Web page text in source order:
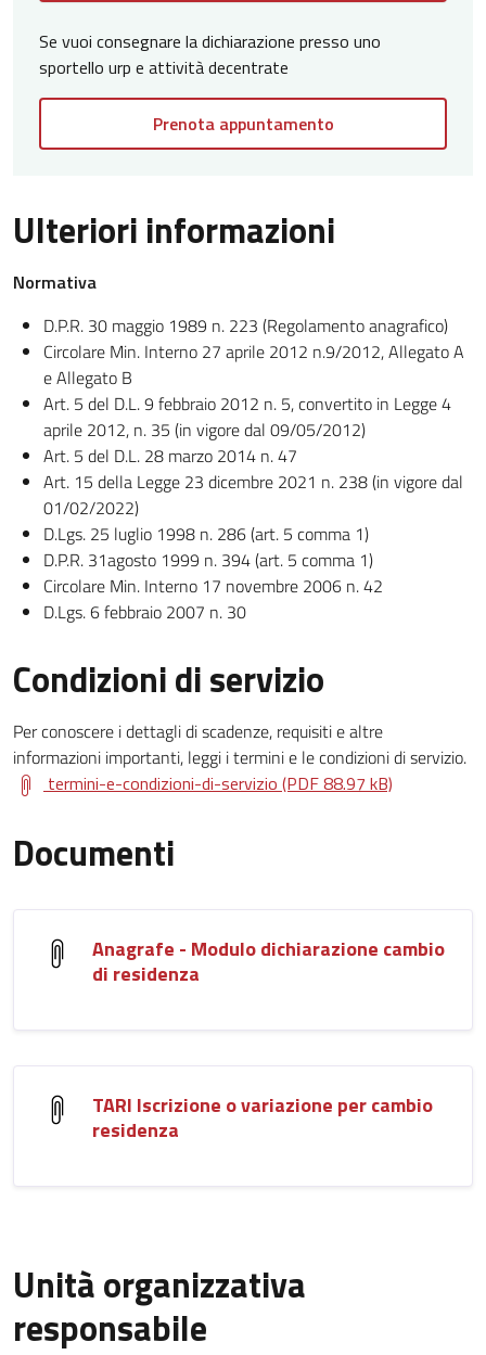
Se vuoi consegnare la dichiarazione presso uno
sportello urp e attività decentrate
Prenota appuntamento
Ulteriori informazioni
Normativa
D.P.R. 30 maggio 1989 n. 223 (Regolamento anagrafico)
Circolare Min. Interno 27 aprile 2012 n.9/2012, Allegato A
e Allegato B
Art. 5 del D.L. 9 febbraio 2012 n. 5, convertito in Legge 4
aprile 2012, n. 35 (in vigore dal 09/05/2012)
Art. 5 del D.L. 28 marzo 2014 n. 47
Art. 15 della Legge 23 dicembre 2021 n. 238 (in vigore dal
01/02/2022)
D.Lgs. 25 luglio 1998 n. 286 (art. 5 comma 1)
D.P.R. 31agosto 1999 n. 394 (art. 5 comma 1)
Circolare Min. Interno 17 novembre 2006 n. 42
D.Lgs. 6 febbraio 2007 n. 30
Condizioni di servizio
Per conoscere i dettagli di scadenze, requisiti e altre
informazioni importanti, leggi i termini e le condizioni di servizio.
termini-e-condizioni-di-servizio (PDF 88.97 kB)
Documenti
Anagrafe - Modulo dichiarazione cambio
di residenza
TARI Iscrizione o variazione per cambio
residenza
Unità organizzativa
responsabile